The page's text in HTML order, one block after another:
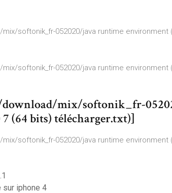
mix/softonik_fr-052020/java runtime environment
mix/softonik_fr-052020/java runtime environment
mix/softonik_fr-
(64 bits) télécharger.txt)]
mix/softonik_fr-052020/java runtime environment
sur iphone 4